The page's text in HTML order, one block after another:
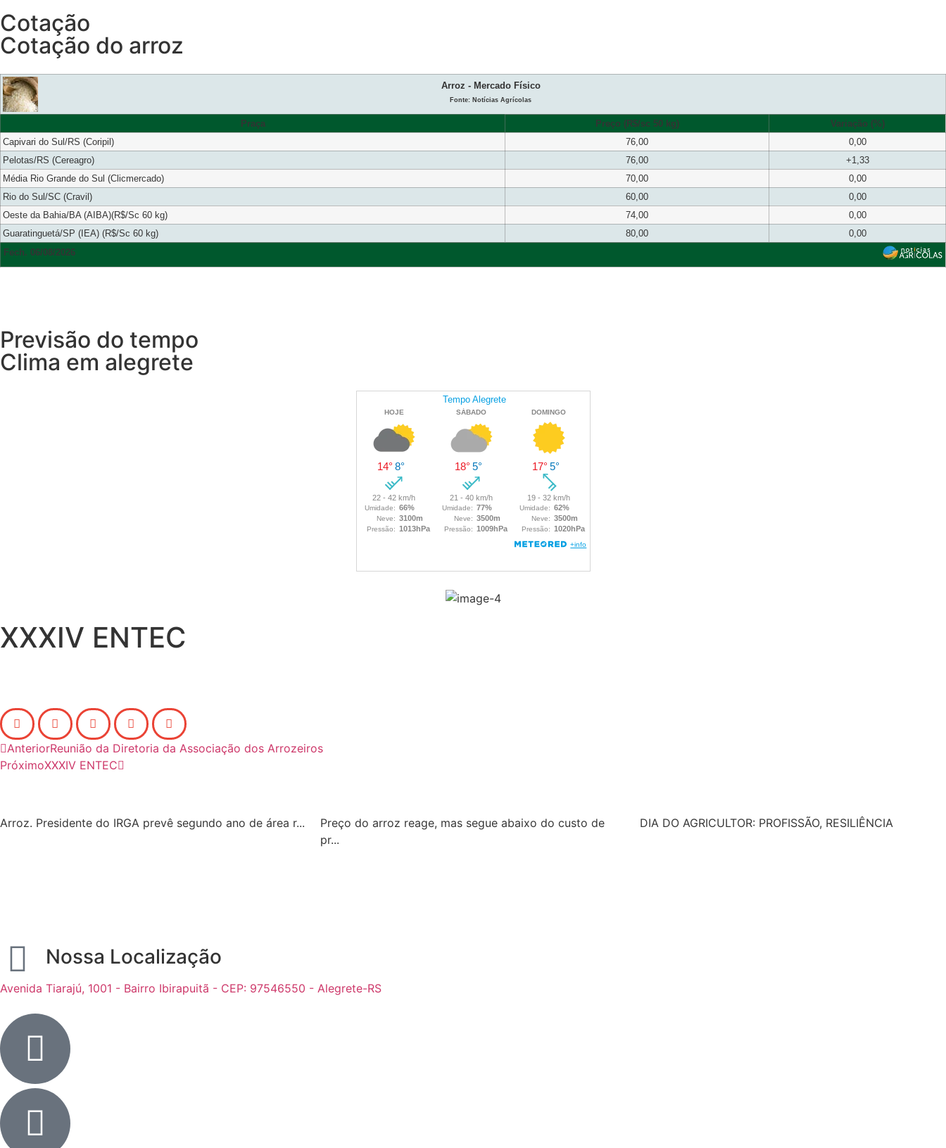
Cotação
Cotação do arroz
Arroz - Mercado Físico
Fonte: Notícias Agrícolas
Praça Preço (R$/sc 50 kg)
Variação (%)
Capivari do Sul/RS (Coripil)
76,00
0,00
Pelotas/RS (Cereagro)
76,00
+1,33
Média Rio Grande do Sul (Clicmercado)
70,00
0,00
Rio do Sul/SC (Cravil)
60,00
0,00
Oeste da Bahia/BA (AIBA)(R$/Sc 60 kg)
74,00
0,00
Guaratinguetá/SP (IEA) (R$/Sc 60 kg)
80,00
0,00
Fech. 06/08/2026
Previsão do tempo
Clima em alegrete
XXXIV ENTEC
AnteriorReunião da Diretoria da Associação dos Arrozeiros
PróximoXXXIV ENTEC
Arroz. Presidente do IRGA prevê segundo ano de área r...
Preço do arroz reage, mas segue abaixo do custo de
pr...
DIA DO AGRICULTOR: PROFISSÃO, RESILIÊNCIA
Nossa Localização
Avenida Tiarajú, 1001 - Bairro Ibirapuitã - CEP: 97546550 - Alegrete-RS